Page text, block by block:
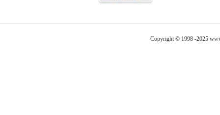
Copyright © 1998 -2025